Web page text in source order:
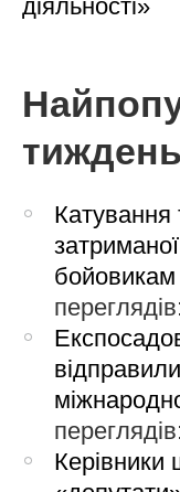
діяльності»
Катування
бойовикам
переглядів:
Керівники